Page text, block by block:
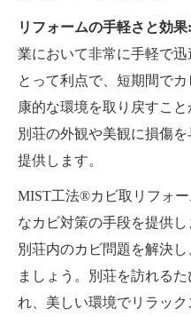
リフォームの手軽さと効果:
業において非常に手軽で
とって利点で、短期間で
康的な環境を取り戻すこ
別荘の外観や美観に損傷
提供します。
MIST工法®カビ取リフォ
なカビ対策の手段を提供し
別荘内のカビ問題を解決
ましょう。別荘を訪れる
れ、美しい環境でリラック